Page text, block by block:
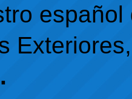
español